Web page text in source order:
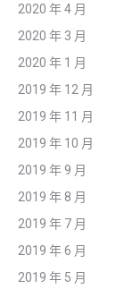
2020 年 4 月
2020 年 3 月
2020 年 1 月
2019 年 12 月
2019 年 11 月
2019 年 10 月
2019 年 9 月
2019 年 8 月
2019 年 7 月
2019 年 6 月
2019 年 5 月